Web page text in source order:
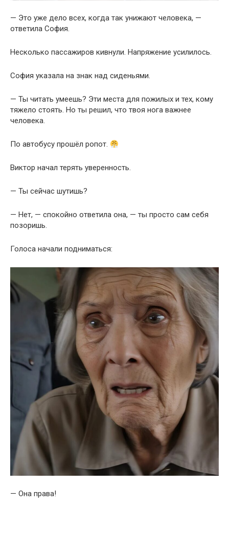
— Это уже дело всех, когда так унижают человека, —
ответила София.
Несколько пассажиров кивнули. Напряжение усилилось.
София указала на знак над сиденьями.
— Ты читать умеешь? Эти места для пожилых и тех, кому
тяжело стоять. Но ты решил, что твоя нога важнее
человека.
По автобусу прошёл ропот.
Виктор начал терять уверенность.
— Ты сейчас шутишь?
— Нет, — спокойно ответила она, — ты просто сам себя
позоришь.
Голоса начали подниматься:
— Она права!